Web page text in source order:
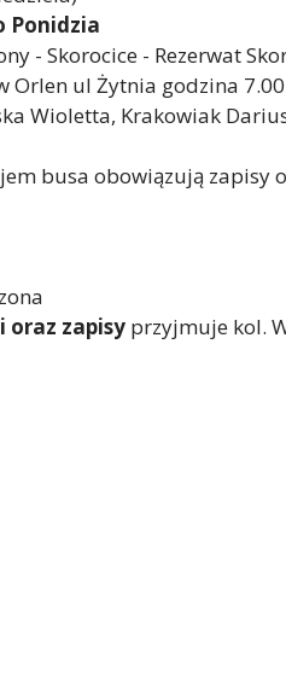
Ponidzia
- Skorocice - Rezerwat
Orlen ul Żytnia godzina
Wioletta, Krakowiak
busa obowiązują zapisy
zapisy przyjmuje kol.